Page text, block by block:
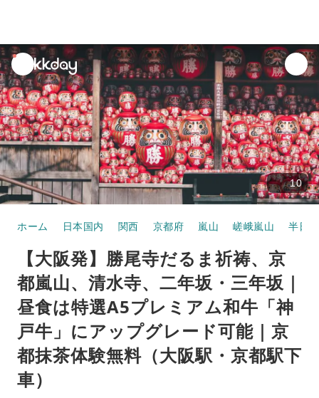
unread
notifications
10
ホーム 日本国内 関西 京都府 嵐山 嵯峨嵐山 半日
【大阪発】勝尾寺だるま祈祷、京
都嵐山、清水寺、二年坂・三年坂｜
昼食は特選A5プレミアム和牛「神
戸牛」にアップグレード可能｜京
都抹茶体験無料（大阪駅・京都駅下
車）